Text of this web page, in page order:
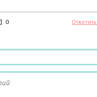
стенокардии пореже стали. Но
кучу препаратов, может все
действовали.....
0